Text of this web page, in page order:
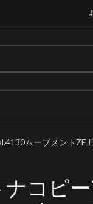
ムーブメントZF
コピ